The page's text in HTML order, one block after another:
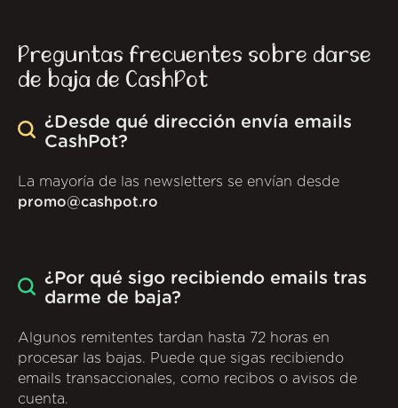
Preguntas frecuentes sobre darse
de baja de CashPot
¿Desde qué dirección envía emails
CashPot?
La mayoría de las newsletters se envían desde
promo@cashpot.ro
¿Por qué sigo recibiendo emails tras
darme de baja?
Algunos remitentes tardan hasta 72 horas en
procesar las bajas. Puede que sigas recibiendo
emails transaccionales, como recibos o avisos de
cuenta.